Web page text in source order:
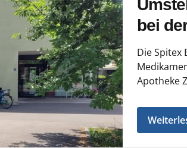
bei
Die
Apotheke